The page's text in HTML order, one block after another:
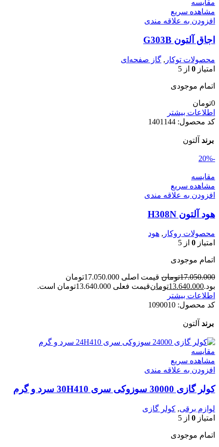
مقایسه
مشاهده سریع
افزودن به علاقه مندی
اجاق آلتون G303B
محصولات توکار , گاز صفحه‌ای
امتیاز 0 از 5
اتمام موجودی
0تومان
اطلاعات بیشتر
کد محصول: 1401144
برند آلتون
-20%
مقایسه
مشاهده سریع
افزودن به علاقه مندی
هود آلتون H308N
محصولات روکار , هود
امتیاز 0 از 5
اتمام موجودی
17.050.000تومان
قیمت اصلی 17.050.000تومان
بود.13.640.000تومانقیمت فعلی 13.640.000تومان است.
اطلاعات بیشتر
کد محصول: 1090010
برند آلتون
مقایسه
مشاهده سریع
افزودن به علاقه مندی
کولر گازی 30000 سوزوکی سری 30H410 سرد و گرم
لوازم برقی, کولر گازی
امتیاز 0 از 5
اتمام موجودی